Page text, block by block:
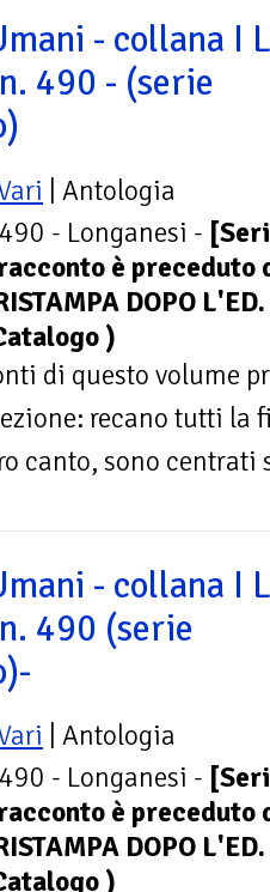
- collana I
490 - (serie
| Antologia
- Longanesi -
è preceduto
DOPO
)
di questo volume
recano tutti la
canto, sono centrati
- collana I
490 (serie
| Antologia
- Longanesi -
è preceduto
DOPO
)